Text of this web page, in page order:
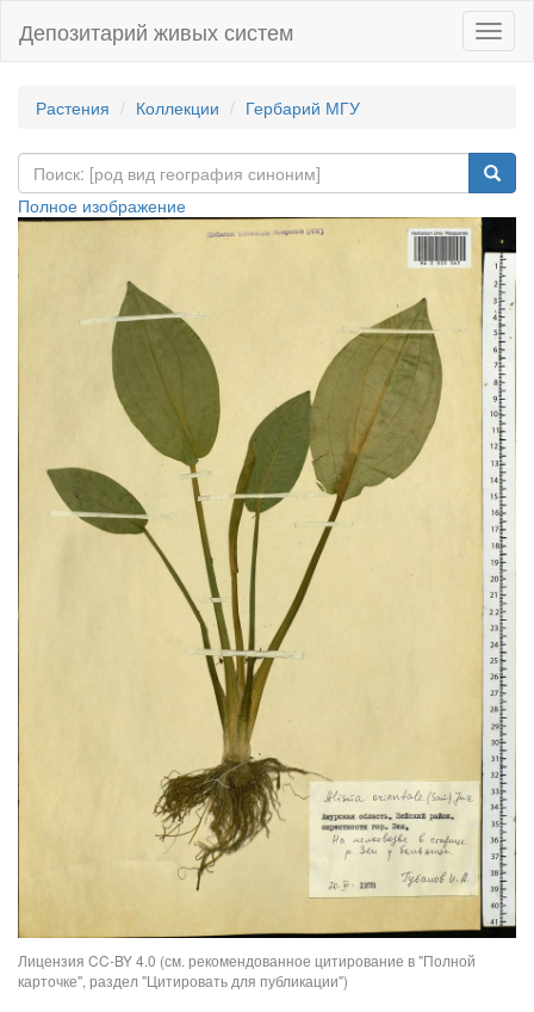
Депозитарий живых систем
Растения Коллекции Гербарий МГУ
Полное изображение
Лицензия CC-BY 4.0 (см. рекомендованное цитирование в "Полной
карточке", раздел "Цитировать для публикации")